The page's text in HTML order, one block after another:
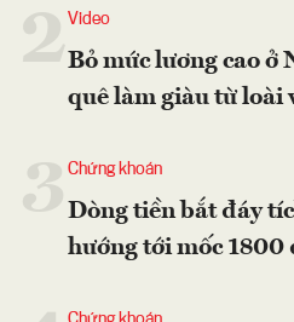
2Video
Bỏ mức lương cao ở
quê làm giàu từ loài
Chứng khoán
Dòng tiền bắt đáy
hướng tới mốc 1800